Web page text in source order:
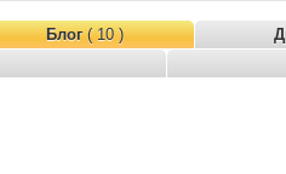
Блог( 10 )